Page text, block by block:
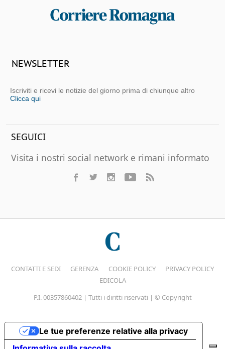
NEWSLETTER
Iscriviti e ricevi le notizie del giorno prima di chiunque altro
Clicca qui
SEGUICI
Visita i nostri social network e rimani informato
CONTATTI E SEDI GERENZA COOKIE POLICY
PRIVACY POLICY
EDICOLA
P.I. 00357860402 | Tutti i diritti riservati | © Copyright
Le tue preferenze relative alla privacy